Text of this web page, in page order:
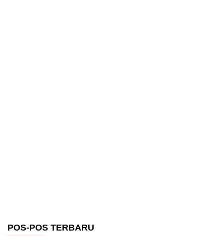
POS-POS TERBARU